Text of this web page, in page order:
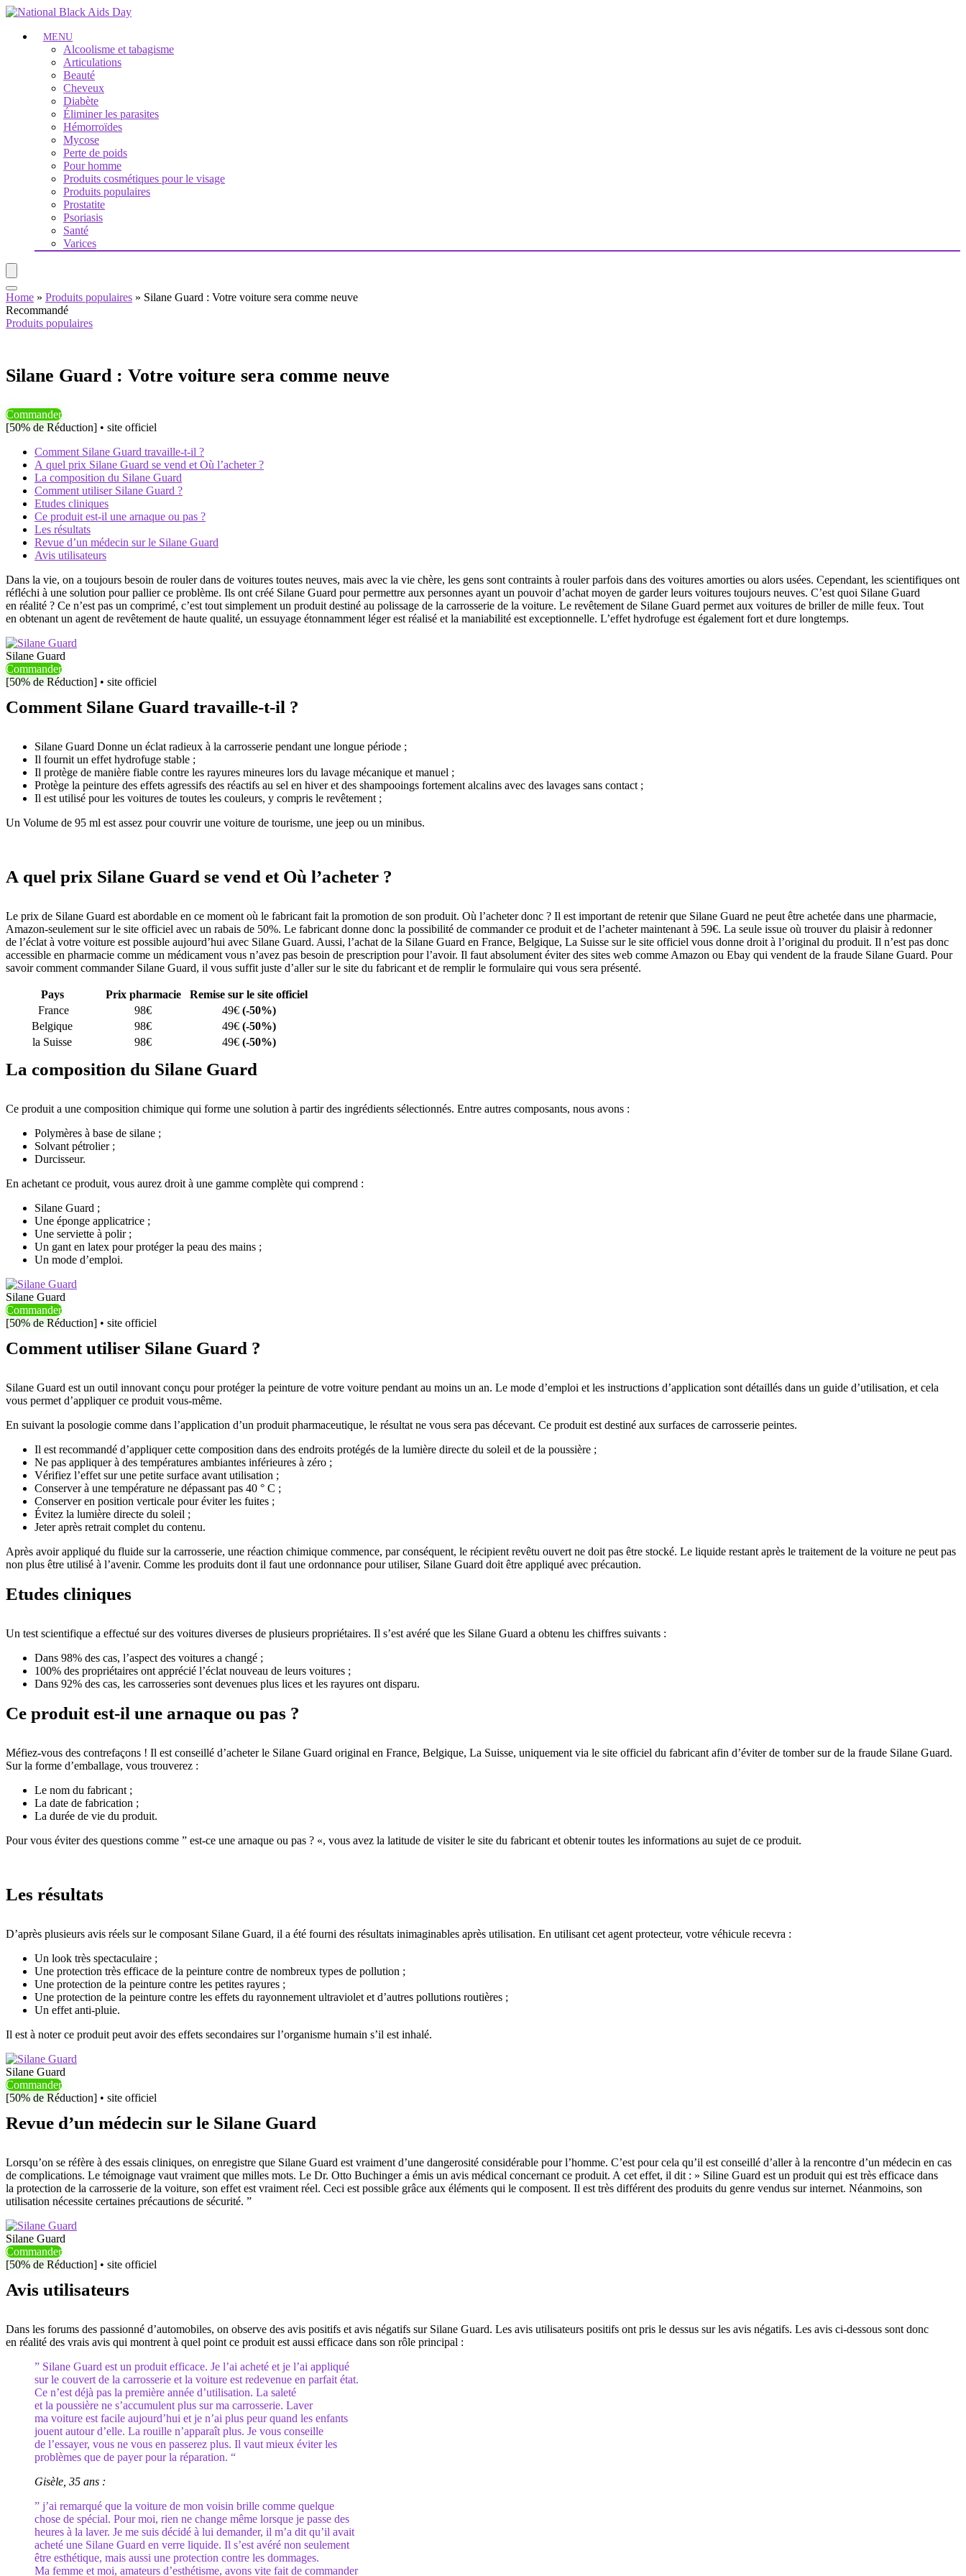
MENU
Alcoolisme et tabagisme
Articulations
Beauté
Cheveux
Diabète
Éliminer les parasites
Hémorroïdes
Mycose
Perte de poids
Pour homme
Produits cosmétiques pour le visage
Produits populaires
Prostatite
Psoriasis
Santé
Varices
Home » Produits populaires » Silane Guard : Votre voiture sera comme neuve
Recommandé
Produits populaires
Silane Guard : Votre voiture sera comme neuve
Commander
[50% de Réduction] • site officiel
Comment Silane Guard travaille-t-il ?
A quel prix Silane Guard se vend et Où l’acheter ?
La composition du Silane Guard
Comment utiliser Silane Guard ?
Etudes cliniques
Ce produit est-il une arnaque ou pas ?
Les résultats
Revue d’un médecin sur le Silane Guard
Avis utilisateurs
Dans la vie, on a toujours besoin de rouler dans de voitures toutes neuves, mais avec la vie chère, les gens sont contraints à rouler parfois dans des voitures amorties ou alors usées. Cependant, les scientifiques ont
réfléchi à une solution pour pallier ce problème. Ils ont créé Silane Guard pour permettre aux personnes ayant un pouvoir d’achat moyen de garder leurs voitures toujours neuves. C’est quoi Silane Guard
en réalité ? Ce n’est pas un comprimé, c’est tout simplement un produit destiné au polissage de la carrosserie de la voiture. Le revêtement de Silane Guard permet aux voitures de briller de mille feux. Tout
en obtenant un agent de revêtement de haute qualité, un essuyage étonnamment léger est réalisé et la maniabilité est exceptionnelle. L’effet hydrofuge est également fort et dure longtemps.
Silane Guard
Commander
[50% de Réduction] • site officiel
Comment Silane Guard travaille-t-il ?
Silane Guard Donne un éclat radieux à la carrosserie pendant une longue période ;
Il fournit un effet hydrofuge stable ;
Il protège de manière fiable contre les rayures mineures lors du lavage mécanique et manuel ;
Protège la peinture des effets agressifs des réactifs au sel en hiver et des shampooings fortement alcalins avec des lavages sans contact ;
Il est utilisé pour les voitures de toutes les couleurs, y compris le revêtement ;
Un Volume de 95 ml est assez pour couvrir une voiture de tourisme, une jeep ou un minibus.
A quel prix Silane Guard se vend et Où l’acheter ?
Le prix de Silane Guard est abordable en ce moment où le fabricant fait la promotion de son produit. Où l’acheter donc ? Il est important de retenir que Silane Guard ne peut être achetée dans une pharmacie,
Amazon-seulement sur le site officiel avec un rabais de 50%. Le fabricant donne donc la possibilité de commander ce produit et de l’acheter maintenant à 59€. La seule issue où trouver du plaisir à redonner
de l’éclat à votre voiture est possible aujourd’hui avec Silane Guard. Aussi, l’achat de la Silane Guard en France, Belgique, La Suisse sur le site officiel vous donne droit à l’original du produit. Il n’est pas donc
accessible en pharmacie comme un médicament vous n’avez pas besoin de prescription pour l’avoir. Il faut absolument éviter des sites web comme Amazon ou Ebay qui vendent de la fraude Silane Guard. Pour
savoir comment commander Silane Guard, il vous suffit juste d’aller sur le site du fabricant et de remplir le formulaire qui vous sera présenté.
Pays Prix pharmacie
Remise sur le site officiel
France
98€ 49€ (-50%)
Belgique
98€ 49€ (-50%)
la Suisse
98€ 49€ (-50%)
La composition du Silane Guard
Ce produit a une composition chimique qui forme une solution à partir des ingrédients sélectionnés. Entre autres composants, nous avons :
Polymères à base de silane ;
Solvant pétrolier ;
Durcisseur.
En achetant ce produit, vous aurez droit à une gamme complète qui comprend :
Silane Guard ;
Une éponge applicatrice ;
Une serviette à polir ;
Un gant en latex pour protéger la peau des mains ;
Un mode d’emploi.
Silane Guard
Commander
[50% de Réduction] • site officiel
Comment utiliser Silane Guard ?
Silane Guard est un outil innovant conçu pour protéger la peinture de votre voiture pendant au moins un an. Le mode d’emploi et les instructions d’application sont détaillés dans un guide d’utilisation, et cela
vous permet d’appliquer ce produit vous-même.
En suivant la posologie comme dans l’application d’un produit pharmaceutique, le résultat ne vous sera pas décevant. Ce produit est destiné aux surfaces de carrosserie peintes.
Il est recommandé d’appliquer cette composition dans des endroits protégés de la lumière directe du soleil et de la poussière ;
Ne pas appliquer à des températures ambiantes inférieures à zéro ;
Vérifiez l’effet sur une petite surface avant utilisation ;
Conserver à une température ne dépassant pas 40 ° C ;
Conserver en position verticale pour éviter les fuites ;
Évitez la lumière directe du soleil ;
Jeter après retrait complet du contenu.
Après avoir appliqué du fluide sur la carrosserie, une réaction chimique commence, par conséquent, le récipient revêtu ouvert ne doit pas être stocké. Le liquide restant après le traitement de la voiture ne peut pas
non plus être utilisé à l’avenir. Comme les produits dont il faut une ordonnance pour utiliser, Silane Guard doit être appliqué avec précaution.
Etudes cliniques
Un test scientifique a effectué sur des voitures diverses de plusieurs propriétaires. Il s’est avéré que les Silane Guard a obtenu les chiffres suivants :
Dans 98% des cas, l’aspect des voitures a changé ;
100% des propriétaires ont apprécié l’éclat nouveau de leurs voitures ;
Dans 92% des cas, les carrosseries sont devenues plus lices et les rayures ont disparu.
Ce produit est-il une arnaque ou pas ?
Méfiez-vous des contrefaçons ! Il est conseillé d’acheter le Silane Guard original en France, Belgique, La Suisse, uniquement via le site officiel du fabricant afin d’éviter de tomber sur de la fraude Silane Guard.
Sur la forme d’emballage, vous trouverez :
Le nom du fabricant ;
La date de fabrication ;
La durée de vie du produit.
Pour vous éviter des questions comme ” est-ce une arnaque ou pas ? «, vous avez la latitude de visiter le site du fabricant et obtenir toutes les informations au sujet de ce produit.
Les résultats
D’après plusieurs avis réels sur le composant Silane Guard, il a été fourni des résultats inimaginables après utilisation. En utilisant cet agent protecteur, votre véhicule recevra :
Un look très spectaculaire ;
Une protection très efficace de la peinture contre de nombreux types de pollution ;
Une protection de la peinture contre les petites rayures ;
Une protection de la peinture contre les effets du rayonnement ultraviolet et d’autres pollutions routières ;
Un effet anti-pluie.
Il est à noter ce produit peut avoir des effets secondaires sur l’organisme humain s’il est inhalé.
Silane Guard
Commander
[50% de Réduction] • site officiel
Revue d’un médecin sur le Silane Guard
Lorsqu’on se réfère à des essais cliniques, on enregistre que Silane Guard est vraiment d’une dangerosité considérable pour l’homme. C’est pour cela qu’il est conseillé d’aller à la rencontre d’un médecin en cas
de complications. Le témoignage vaut vraiment que milles mots. Le Dr. Otto Buchinger a émis un avis médical concernant ce produit. A cet effet, il dit : » Siline Guard est un produit qui est très efficace dans
la protection de la carrosserie de la voiture, son effet est vraiment réel. Ceci est possible grâce aux éléments qui le composent. Il est très différent des produits du genre vendus sur internet. Néanmoins, son
utilisation nécessite certaines précautions de sécurité. ”
Silane Guard
Commander
[50% de Réduction] • site officiel
Avis utilisateurs
Dans les forums des passionné d’automobiles, on observe des avis positifs et avis négatifs sur Silane Guard. Les avis utilisateurs positifs ont pris le dessus sur les avis négatifs. Les avis ci-dessous sont donc
en réalité des vrais avis qui montrent à quel point ce produit est aussi efficace dans son rôle principal :
” Silane Guard est un produit efficace. Je l’ai acheté et je l’ai appliqué
sur le couvert de la carrosserie et la voiture est redevenue en parfait état.
Ce n’est déjà pas la première année d’utilisation. La saleté
et la poussière ne s’accumulent plus sur ma carrosserie. Laver
ma voiture est facile aujourd’hui et je n’ai plus peur quand les enfants
jouent autour d’elle. La rouille n’apparaît plus. Je vous conseille
de l’essayer, vous ne vous en passerez plus. Il vaut mieux éviter les
problèmes que de payer pour la réparation. “
Gisèle, 35 ans :
” j’ai remarqué que la voiture de mon voisin brille comme quelque
chose de spécial. Pour moi, rien ne change même lorsque je passe des
heures à la laver. Je me suis décidé à lui demander, il m’a dit qu’il avait
acheté une Silane Guard en verre liquide. Il s’est avéré non seulement
être esthétique, mais aussi une protection contre les dommages.
Ma femme et moi, amateurs d’esthétisme, avons vite fait de commander